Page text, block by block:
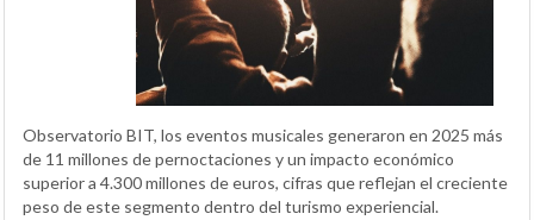
Observatorio BIT, los eventos musicales generaron en 2025 más
de 11 millones de pernoctaciones y un impacto económico
superior a 4.300 millones de euros, cifras que reflejan el creciente
peso de este segmento dentro del turismo experiencial.